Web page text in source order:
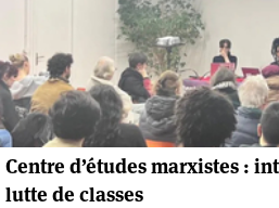
Centre d’études marxistes :
lutte de classes